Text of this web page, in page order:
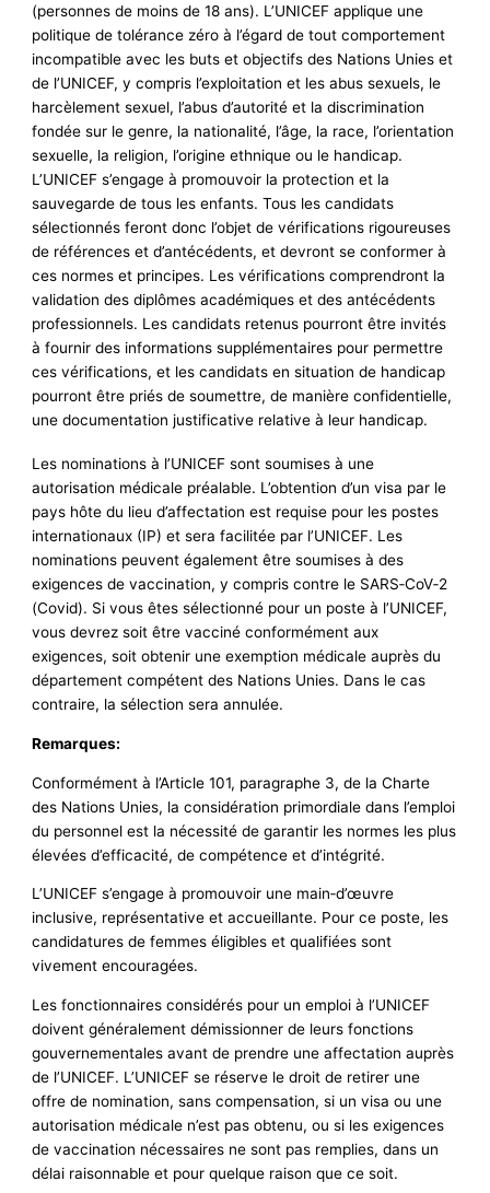
(personnes de moins de 18 ans). L’UNICEF applique une
politique de tolérance zéro à l’égard de tout comportement
incompatible avec les buts et objectifs des Nations Unies et
de l’UNICEF, y compris l’exploitation et les abus sexuels, le
harcèlement sexuel, l’abus d’autorité et la discrimination
fondée sur le genre, la nationalité, l’âge, la race, l’orientation
sexuelle, la religion, l’origine ethnique ou le handicap.
L’UNICEF s’engage à promouvoir la protection et la
sauvegarde de tous les enfants. Tous les candidats
sélectionnés feront donc l’objet de vérifications rigoureuses
de références et d’antécédents, et devront se conformer à
ces normes et principes. Les vérifications comprendront la
validation des diplômes académiques et des antécédents
professionnels. Les candidats retenus pourront être invités
à fournir des informations supplémentaires pour permettre
ces vérifications, et les candidats en situation de handicap
pourront être priés de soumettre, de manière confidentielle,
une documentation justificative relative à leur handicap.
Les nominations à l’UNICEF sont soumises à une
autorisation médicale préalable. L’obtention d’un visa par le
pays hôte du lieu d’affectation est requise pour les postes
internationaux (IP) et sera facilitée par l’UNICEF. Les
nominations peuvent également être soumises à des
exigences de vaccination, y compris contre le SARS‑CoV‑2
(Covid). Si vous êtes sélectionné pour un poste à l’UNICEF,
vous devrez soit être vacciné conformément aux
exigences, soit obtenir une exemption médicale auprès du
département compétent des Nations Unies. Dans le cas
contraire, la sélection sera annulée.
Remarques:
Conformément à l’Article 101, paragraphe 3, de la Charte
des Nations Unies, la considération primordiale dans l’emploi
du personnel est la nécessité de garantir les normes les plus
élevées d’efficacité, de compétence et d’intégrité.
L’UNICEF s’engage à promouvoir une main‑d’œuvre
inclusive, représentative et accueillante. Pour ce poste, les
candidatures de femmes éligibles et qualifiées sont
vivement encouragées.
Les fonctionnaires considérés pour un emploi à l’UNICEF
doivent généralement démissionner de leurs fonctions
gouvernementales avant de prendre une affectation auprès
de l’UNICEF. L’UNICEF se réserve le droit de retirer une
offre de nomination, sans compensation, si un visa ou une
autorisation médicale n’est pas obtenu, ou si les exigences
de vaccination nécessaires ne sont pas remplies, dans un
délai raisonnable et pour quelque raison que ce soit.